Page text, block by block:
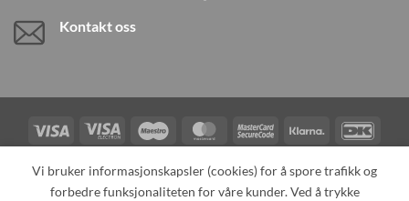
Kontakt oss
Visa
Visa
Electron
Maestro MasterCardMasterCard
2
Klarna
Card
TILBAKEKALLINGER KONTAKT OSS OM OSS
Vi bruker informasjonskapsler (cookies) for å spore trafikk og
forbedre funksjonaliteten for våre kunder. Ved å trykke